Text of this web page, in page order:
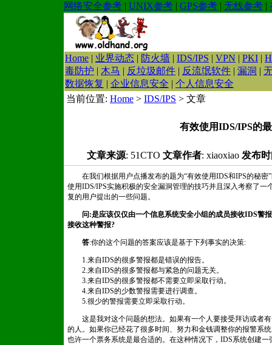
网络安全参考 | UNIX参考 | GPS参考 | 无线参考 |
Home | 业界动态 | 防火墙 | IDS/IPS | VPN | PKI |
毒防护 | 木马 | 反垃圾邮件 | 反流氓软件 | 漏洞 |
数据恢复 | 企业信息安全 | 个人信息安全
当前位置: Home > IDS/IPS > 文章
有效使用IDS/IPS的
文章来源: 51CTO 文章作者: xiaoxiao 发布
在我们根据用户点播发布的题为“有效使用IDS和IPS的秘密”
使用IDS/IPS实施积极的安全漏洞管理的技巧并且深入考察了一
复的用户提出的一些问题。
问:是应该仅仅由一个信息系统安全小组的成员接收IDS警
接收这种警报?
答:你的这个问题的答案应该是基于下列事实的决策:
1.来自IDS的很多警报都是错误的报告。
2.来自IDS的很多警报都与紧急的问题无关。
3.来自IDS的很多警报都不需要立即采取行动。
4.来自IDS的少数警报需要进行调查。
5.很少的警报需要立即采取行动。
这是我对这个问题的想法。如果有一个人要接受拜访或者有
的人。如果你已经花了很多时间、努力和金钱调整你的报警系
也许一个票务系统是最合适的。在这种情况下，IDS系统创建